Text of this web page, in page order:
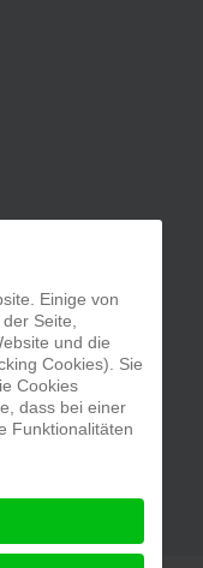
Einige von
Seite,
und die
Cookies). Sie
Cookies
dass bei einer
Funktionalitäten